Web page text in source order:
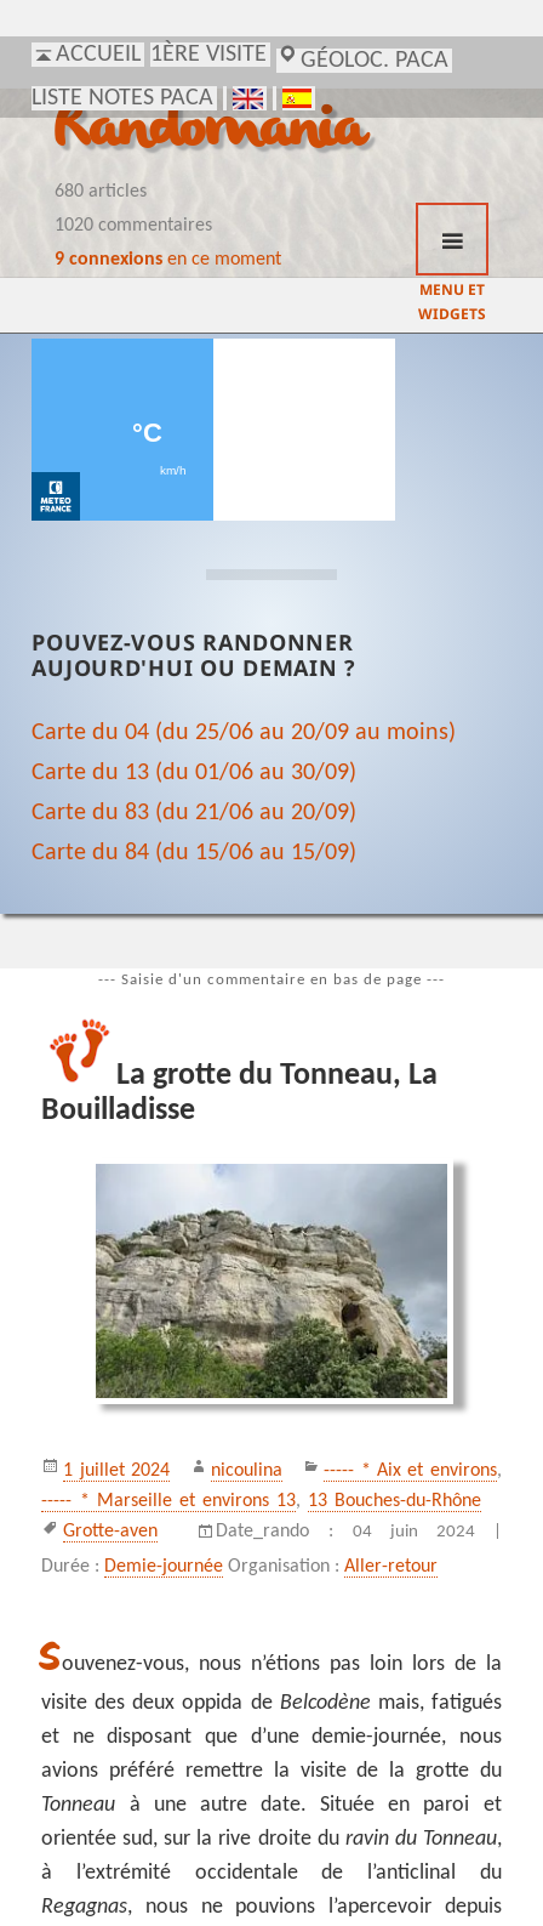
ACCUEIL 1ÈRE VISITE
GÉOLOC. PACA
LISTE NOTES PACA
Randomania
680 articles
1020 commentaires
9 connexionsen ce moment
MENU ET
WIDGETS
POUVEZ-VOUS RANDONNER
AUJOURD'HUI OU DEMAIN ?
Carte du 04 (du 25/06 au 20/09 au moins)
Carte du 13 (du 01/06 au 30/09)
Carte du 83 (du 21/06 au 20/09)
Carte du 84 (du 15/06 au 15/09)
--- Saisie d'un commentaire en bas de page ---
La grotte du Tonneau, La
Bouilladisse
Publié
le
1 juillet 2024 Auteur
nicoulina Catégories
----- * Aix et environs,
----- * Marseille et environs 13, 13 Bouches-du-Rhône
Mots-
clés
Grotte-aven Date_rando :04 juin 2024 |
Durée : Demie-journée Organisation :Aller-retour
Souvenez-vous, nous n’étions pas loin lors de la
visite des deux oppida de Belcodène mais, fatigués
et ne disposant que d’une demie-journée, nous
avions préféré remettre la visite de la grotte du
Tonneau à une autre date. Située en paroi et
orientée sud, sur la rive droite du ravin du Tonneau,
à l’extrémité occidentale de l’anticlinal du
Regagnas, nous ne pouvions l’apercevoir depuis